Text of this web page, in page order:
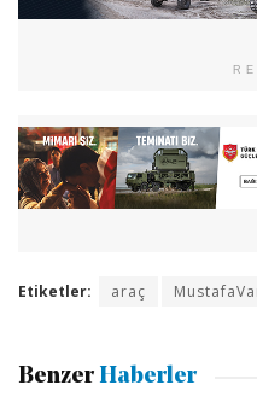
Etiketler: araç
Benzer Haberler